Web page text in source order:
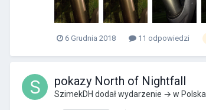
6 Grudnia 2018 11 odpowiedzi
pokazy North of Nightfall
SzimekDH dodał wydarzenie → w Polska